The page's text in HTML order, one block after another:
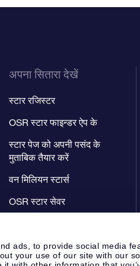
ads, to provide social media
your use of our site with our
अपना सितारा देखें
स्टार रजिस्टर
OSR स्टार फाइन्डर ऐप के
स्टार पेज को अपनी पसंद के
मुताबिक तैयार करें
वन मिलियन स्टार्स
OSR स्टार सेवर